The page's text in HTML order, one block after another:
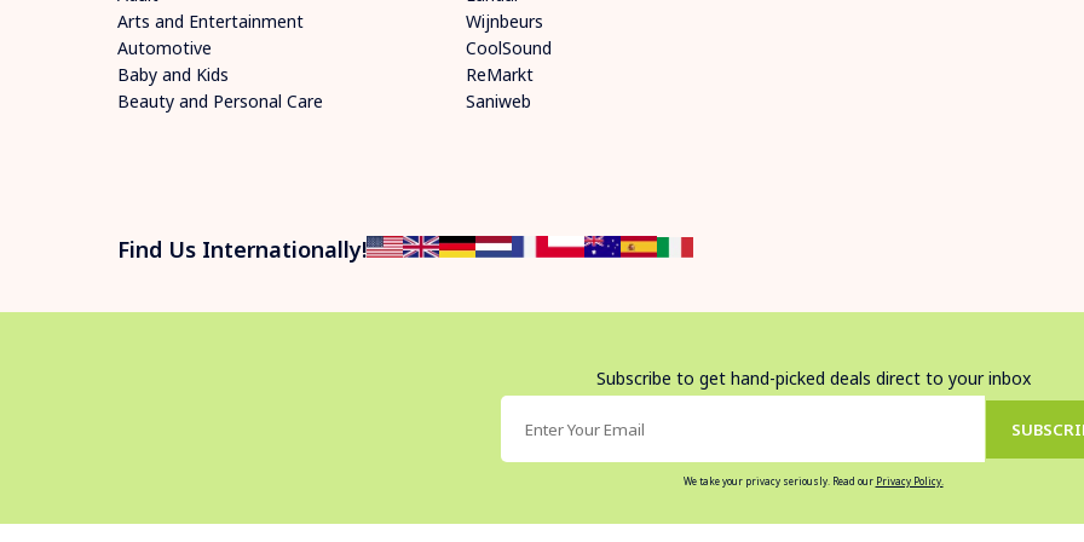
Arts and Entertainment
Automotive
Baby and Kids
Beauty and Personal Care
Wijnbeurs
CoolSound
ReMarkt
Saniweb
Find Us Internationally!
Subscribe to get hand-picked deals direct to your inbox
We take your privacy seriously. Read our Privacy Policy.